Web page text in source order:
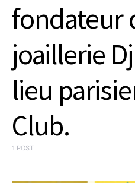
fondateur
joaillerie
lieu
Club.
1 POST